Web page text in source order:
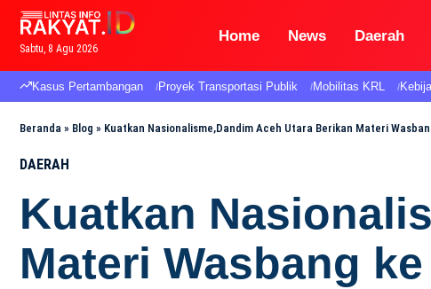
Sabtu, 8 Agu 2026
Home News Daerah
Kasus Pertambangan Proyek Transportasi Publik Mobilitas KRL
Beranda » Blog » Kuatkan Nasionalisme,Dandim Aceh Utara Berikan Materi
DAERAH
Kuatkan
Materi Wasbang